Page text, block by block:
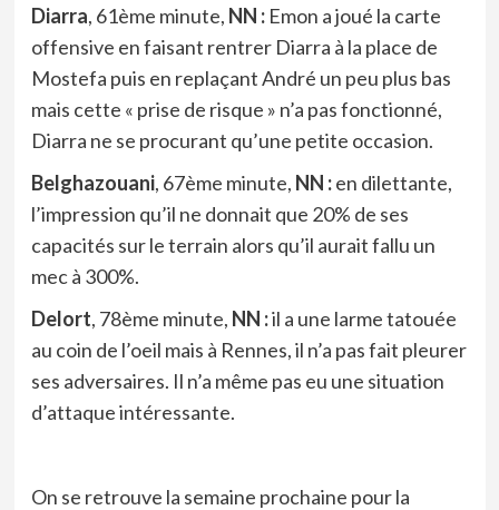
Diarra, 61ème minute, NN :Emon a joué la carte
offensive en faisant rentrer Diarra à la place de
Mostefa puis en replaçant André un peu plus bas
mais cette « prise de risque » n’a pas fonctionné,
Diarra ne se procurant qu’une petite occasion.
Belghazouani, 67ème minute, NN :en dilettante,
l’impression qu’il ne donnait que 20% de ses
capacités sur le terrain alors qu’il aurait fallu un
mec à 300%.
Delort, 78ème minute, NN :il a une larme tatouée
au coin de l’oeil mais à Rennes, il n’a pas fait pleurer
ses adversaires. Il n’a même pas eu une situation
d’attaque intéressante.
On se retrouve la semaine prochaine pour la